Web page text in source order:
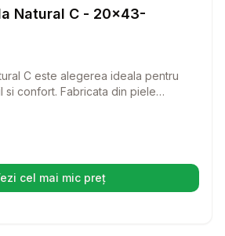
Lese si Zgarzi
Natural C - 20x43-
C este alegerea ideala pentru
si confort. Fabricata din piele
o potrivire perfecta pentru orice
cel mai mic preț
(se deschide într-o filă nouă)